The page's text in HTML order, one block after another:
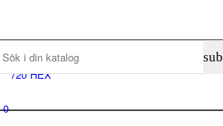
0